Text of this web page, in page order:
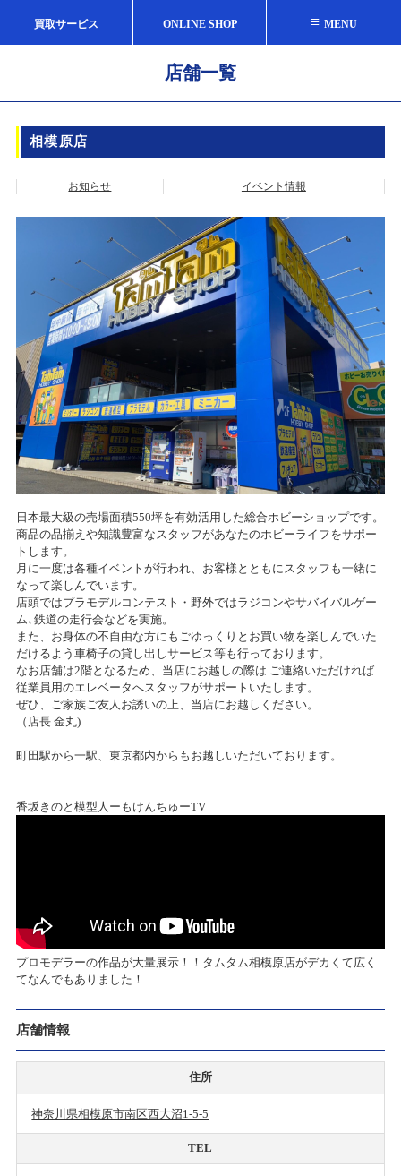
買取サービス ONLINE SHOP ≡ MENU
店舗一覧
相模原店
お知らせ イベント情報
日本最大級の売場面積550坪を有効活用した総合ホビーショップです。
商品の品揃えや知識豊富なスタッフがあなたのホビーライフをサポー
トします。
月に一度は各種イベントが行われ、お客様とともにスタッフも一緒に
なって楽しんでいます。
店頭ではプラモデルコンテスト・野外ではラジコンやサバイバルゲー
ム､鉄道の走行会などを実施。
また、お身体の不自由な方にもごゆっくりとお買い物を楽しんでいた
だけるよう車椅子の貸し出しサービス等も行っております。
なお店舗は2階となるため、当店にお越しの際は ご連絡いただければ
従業員用のエレベータへスタッフがサポートいたします。
ぜひ、ご家族ご友人お誘いの上、当店にお越しください。
（店長 金丸)
町田駅から一駅、東京都内からもお越しいただいております。
香坂きのと模型人ーもけんちゅーTV
プロモデラーの作品が大量展示！！タムタム相模原店がデカくて広く
てなんでもありました！
店舗情報
住所
神奈川県相模原市南区西大沼1-5-5
TEL